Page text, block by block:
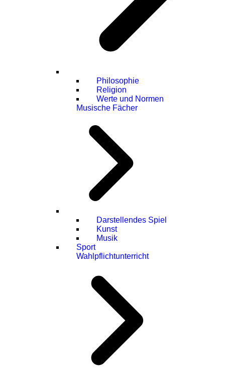
Philosophie
Religion
Werte und Normen
Musische Fächer
Darstellendes Spiel
Kunst
Musik
Sport
Wahlpflichtunterricht